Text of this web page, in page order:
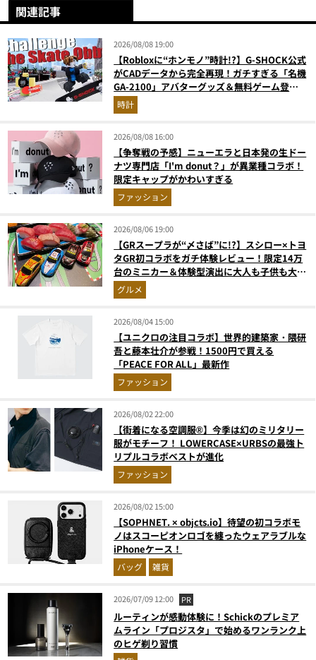
関連記事
2026/08/08 19:00
【Robloxに“ホンモノ”時計!?】G-SHOCK公式
がCADデータから完全再現！ガチすぎる「名機
GA-2100」アバターグッズ＆無料ゲーム登場
が見逃せない
時計
2026/08/08 16:00
【争奪戦の予感】ニューエラと日本発の生ドー
ナツ専門店「I'm donut？」が異業種コラボ！
限定キャップがかわいすぎる
ファッション
2026/08/06 19:00
【GRスープラが“〆さば”に!?】スシロー×トヨ
タGR初コラボをガチ体験レビュー！限定14万
台のミニカー＆体験型演出に大人も子供も大興
奮間違いなし
グルメ
2026/08/04 15:00
【ユニクロの注目コラボ】世界的建築家・隈研
吾と藤本壮介が参戦！1500円で買える
「PEACE FOR ALL」最新作
ファッション
2026/08/02 22:00
【街着になる空調服®】今季は幻のミリタリー
服がモチーフ！ LOWERCASE×URBSの最強ト
リプルコラボベストが進化
ファッション
2026/08/02 15:00
【SOPHNET. × objcts.io】待望の初コラボモ
ノはスコーピオンロゴを纏ったウェアラブルな
iPhoneケース！
バッグ 雑貨
2026/07/09 12:00 PR
ルーティンが感動体験に！Schickのプレミア
ムライン「プロジスタ」で始めるワンランク上
のヒゲ剃り習慣